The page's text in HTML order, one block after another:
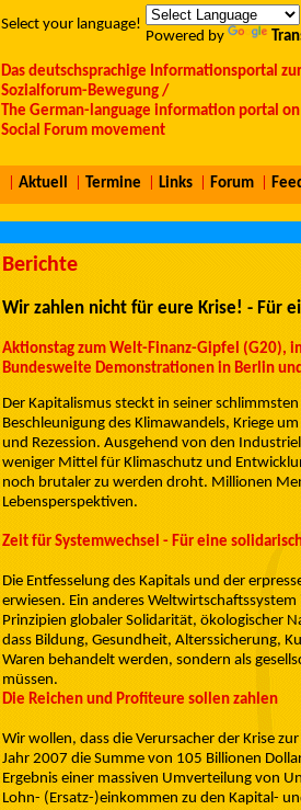
Select your language!
Powered by
Das deutschsprachige Informationsportal
Sozialforum-Bewegung /
The German-language information portal
Social Forum movement
Aktuell Termine Links Forum
Berichte
Wir zahlen nicht für eure Krise! - Für
Aktionstag zum Welt-Finanz-Gipfel (G20),
Bundesweite Demonstrationen in Berlin
Der Kapitalismus steckt in seiner
Beschleunigung des Klimawandels, Kriege
und Rezession. Ausgehend von den
weniger Mittel für Klimaschutz und
noch brutaler zu werden droht. Millionen
Lebensperspektiven.
Zeit für Systemwechsel - Für eine
Die Entfesselung des Kapitals und der
erwiesen. Ein anderes
Prinzipien globaler Solidarität, ökologischer
dass Bildung, Gesundheit, Alterssicherung,
Waren behandelt werden, sondern als
müssen.
Die Reichen und Profiteure sollen zahlen
Wir wollen, dass die Verursacher der Krise
Jahr 2007 die Summe von 105 Billionen
Ergebnis einer massiven Umverteilung von
Lohn- (Ersatz-)einkommen zu den Kapital-